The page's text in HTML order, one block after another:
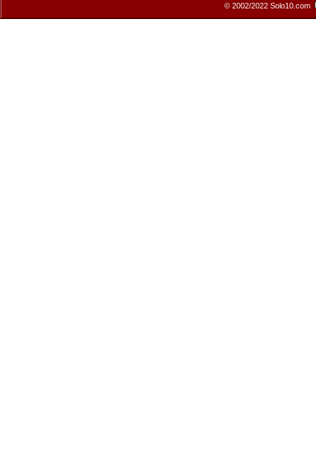
© 2002/2022 Solo10.com